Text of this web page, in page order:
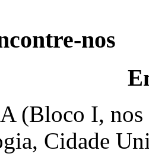
nos
(Bloco I,
Cidade